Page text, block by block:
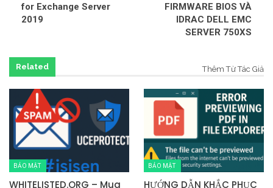
for Exchange Server
2019
FIRMWARE BIOS VÀ
IDRAC DELL EMC
SERVER 750XS
Related Thêm Từ Tác Giả
BẢO MẬT
WHITELISTED.ORG – Mua
BẢO MẬT
HƯỚNG DẪN KHẮC PHỤC